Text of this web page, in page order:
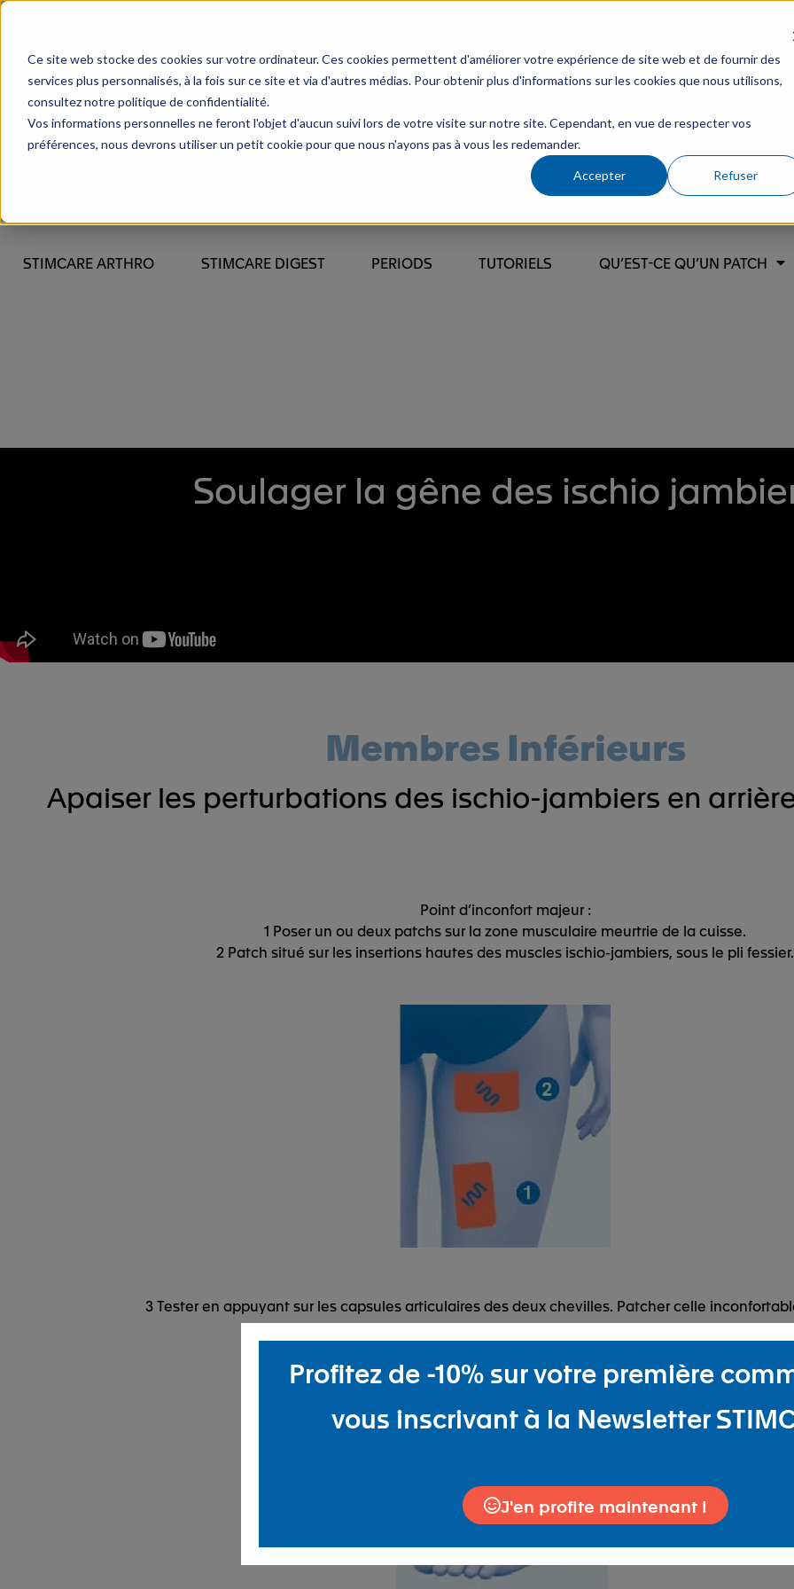
Ce site web stocke des cookies sur votre ordinateur. Ces cookies permettent d'améliorer votre expérience de site web et de fournir des
services plus personnalisés, à la fois sur ce site et via d'autres médias. Pour obtenir plus d'informations sur les cookies que nous utilisons,
consultez notre politique de confidentialité.
Vos informations personnelles ne feront l'objet d'aucun suivi lors de votre visite sur notre site. Cependant, en vue de respecter vos
préférences, nous devrons utiliser un petit cookie pour que nous n'ayons pas à vous les redemander.
Accepter Refuser
STIMCARE ARTHRO STIMCARE DIGEST PERIODS TUTORIELS QU’EST-CE QU’UN PATCH
Soulager la gêne des ischio
Membres Inférieurs
Apaiser les perturbations des ischio-jambiers en
Point d’inconfort majeur :
1 Poser un ou deux patchs sur la zone musculaire meurtrie de la cuisse.
2 Patch situé sur les insertions hautes des muscles ischio-jambiers, sous le pli fessier.
3 Tester en appuyant sur les capsules articulaires des deux chevilles. Patcher celle
Profitez de -10% sur votre première
vous inscrivant à la Newsletter
J'en profite maintenant !